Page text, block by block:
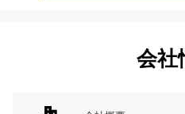
会社